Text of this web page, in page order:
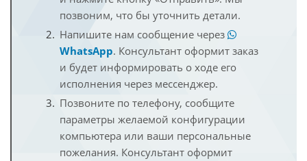
позвоним, что бы уточнить детали.
Напишите нам сообщение через
WhatsApp. Консультант оформит заказ
и будет информировать о ходе его
исполнения через мессенджер.
Позвоните по телефону, сообщите
параметры желаемой конфигурации
компьютера или ваши персональные
пожелания. Консультант оформит